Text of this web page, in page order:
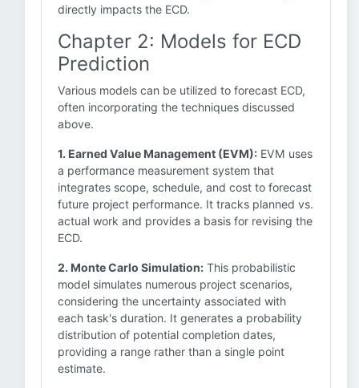
directly impacts the ECD.
Chapter 2: Models for ECD
Prediction
Various models can be utilized to forecast ECD,
often incorporating the techniques discussed
above.
1. Earned Value Management (EVM): EVM uses
a performance measurement system that
integrates scope, schedule, and cost to forecast
future project performance. It tracks planned vs.
actual work and provides a basis for revising the
ECD.
2. Monte Carlo Simulation: This probabilistic
model simulates numerous project scenarios,
considering the uncertainty associated with
each task's duration. It generates a probability
distribution of potential completion dates,
providing a range rather than a single point
estimate.